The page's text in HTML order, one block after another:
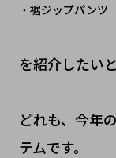
・裾ジップパンツ
を紹介したい
どれも、今年
テムです。